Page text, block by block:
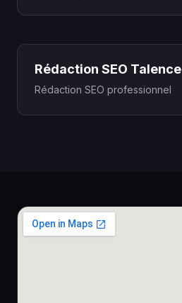
Rédaction SEO Talence
Rédaction SEO professionnel